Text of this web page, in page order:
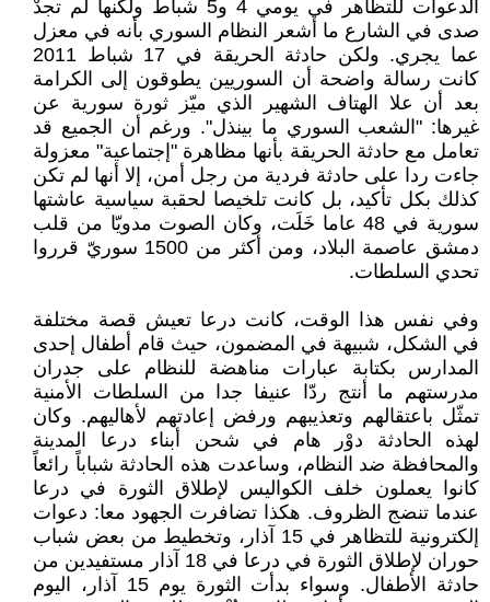
الدعوات للتظاهر في يومي 4 و5 شباط ولكنها لم تجدْ
صدى في الشارع ما أشعر النظام السوري بأنه في معزل
عما يجري. ولكن حادثة الحريقة في 17 شباط 2011
كانت رسالة واضحة أن السوريين يطوقون إلى الكرامة
بعد أن علا الهتاف الشهير الذي ميّز ثورة سورية عن
غيرها: "الشعب السوري ما بينذل". ورغم أن الجميع قد
تعامل مع حادثة الحريقة بأنها مظاهرة "إجتماعية" معزولة
جاءت ردا على حادثة فردية من رجل أمن، إلا أنها لم تكن
كذلك بكل تأكيد، بل كانت تلخيصا لحقبة سياسية عاشتها
سورية في 48 عاما خَلَت، وكان الصوت مدويّا من قلب
دمشق عاصمة البلاد، ومن أكثر من 1500 سوريّ قرروا
تحدي السلطات.
وفي نفس هذا الوقت، كانت درعا تعيش قصة مختلفة
في الشكل، شبيهة في المضمون، حيث قام أطفال إحدى
المدارس بكتابة عبارات مناهضة للنظام على جدران
مدرستهم ما أنتج ردّا عنيفا جدا من السلطات الأمنية
تمثّل باعتقالهم وتعذيبهم ورفض إعادتهم لأهاليهم. وكان
لهذه الحادثة دوْر هام في شحن أبناء درعا المدينة
والمحافظة ضد النظام، وساعدت هذه الحادثة شباباً رائعاً
كانوا يعملون خلف الكواليس لإطلاق الثورة في درعا
عندما تنضج الظروف. هكذا تضافرت الجهود معا: دعوات
إلكترونية للتظاهر في 15 آذار، وتخطيط من بعض شباب
حوران لإطلاق الثورة في درعا في 18 آذار مستفيدين من
حادثة الأطفال. وسواء بدأت الثورة يوم 15 آذار، اليوم